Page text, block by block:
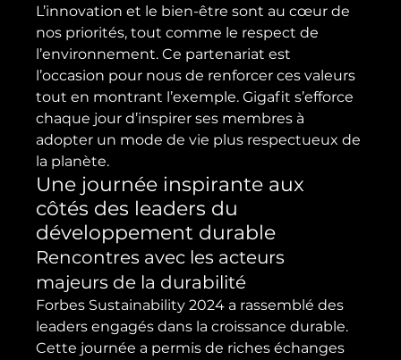
L’innovation et le bien-être sont au cœur de
nos priorités, tout comme le respect de
l’environnement. Ce partenariat est
l’occasion pour nous de renforcer ces valeurs
tout en montrant l’exemple. Gigafit s’efforce
chaque jour d’inspirer ses membres à
adopter un mode de vie plus respectueux de
la planète.
Une journée inspirante aux
côtés des leaders du
développement durable
Rencontres avec les acteurs
majeurs de la durabilité
Forbes Sustainability 2024 a rassemblé des
leaders engagés dans la croissance durable.
Cette journée a permis de riches échanges